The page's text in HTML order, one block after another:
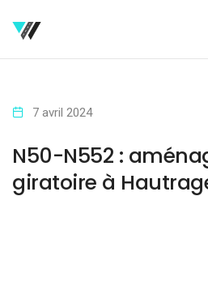
7 avril 2024
N50-N552 :
giratoire à